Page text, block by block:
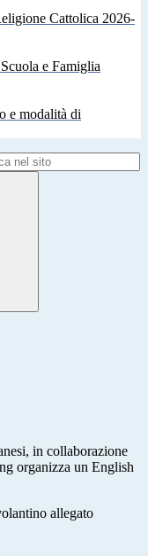
Cattolica 2026-
e Famiglia
e modalità di
in collaborazione
organizza un English
allegato